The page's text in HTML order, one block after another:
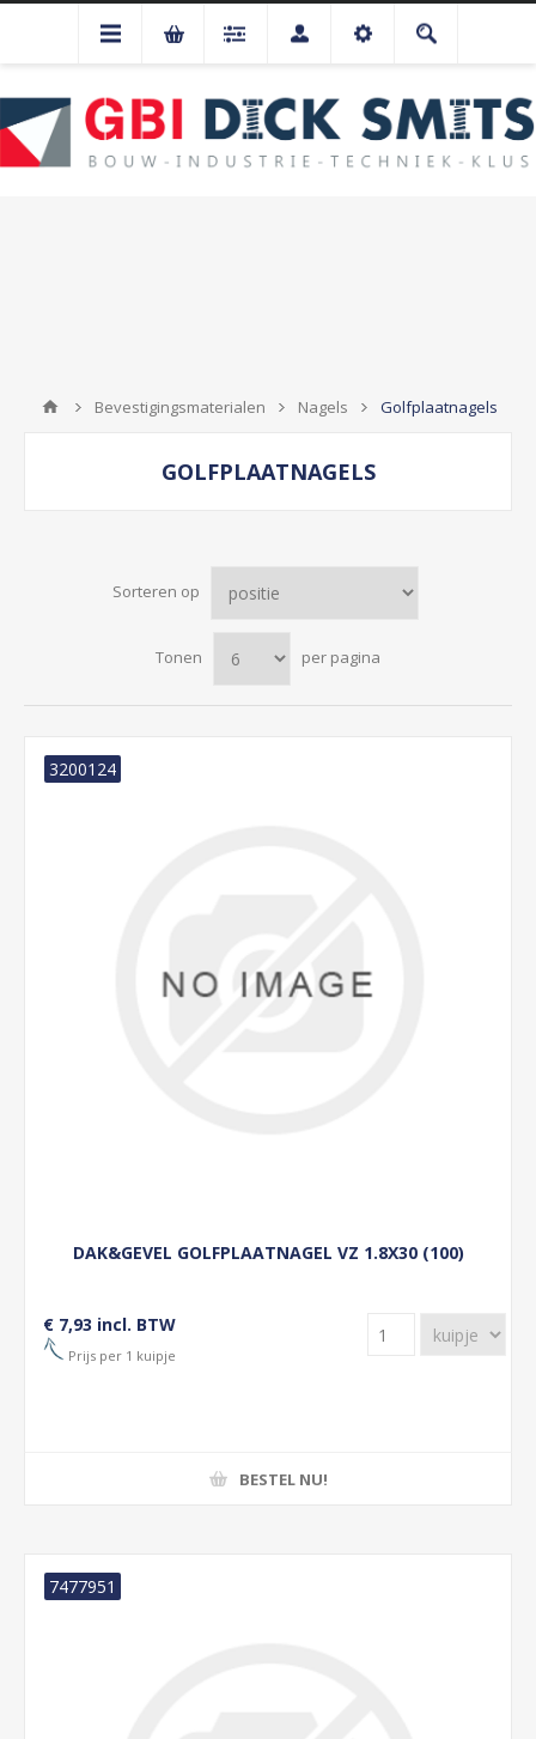
Bevestigingsmaterialen Nagels Golfplaatnagels
GOLFPLAATNAGELS
Sorteren op
Tonen per pagina
DAK&GEVEL GOLFPLAATNAGEL VZ 1.8X30 (100)
3200124
€ 7,93 incl. BTW
Prijs per 1 kuipje
BESTEL NU!
7477951